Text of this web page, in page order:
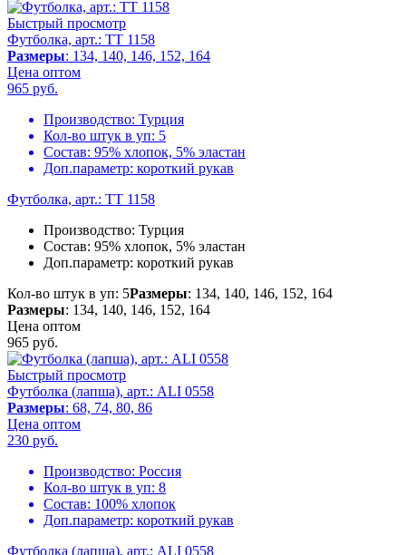
Быстрый просмотр
Футболка, арт.: TT 1158
Размеры: 134, 140, 146, 152, 164
Цена оптом
965 руб.
Производство: Турция
Кол-во штук в уп: 5
Состав: 95% хлопок, 5% эластан
Доп.параметр: короткий рукав
Футболка, арт.: TT 1158
Производство: Турция
Состав: 95% хлопок, 5% эластан
Доп.параметр: короткий рукав
Кол-во штук в уп: 5Размеры: 134, 140, 146, 152, 164
Размеры: 134, 140, 146, 152, 164
Цена оптом
965 руб.
Быстрый просмотр
Футболка (лапша), арт.: ALI 0558
Размеры: 68, 74, 80, 86
Цена оптом
230 руб.
Производство: Россия
Кол-во штук в уп: 8
Состав: 100% хлопок
Доп.параметр: короткий рукав
Футболка (лапша), арт.: ALI 0558